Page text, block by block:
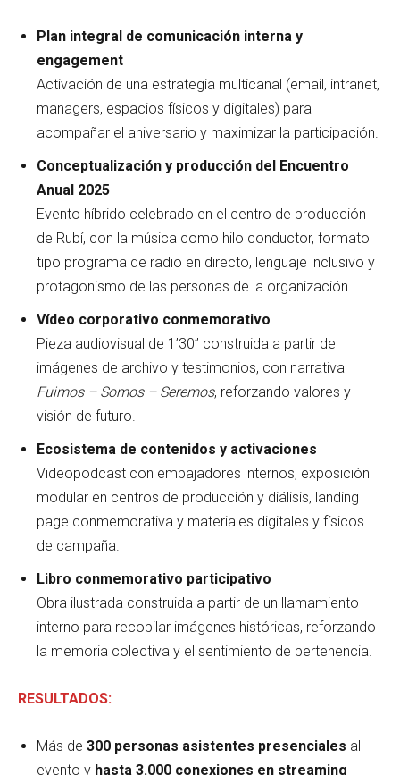
Plan integral de comunicación interna y
engagement
Activación de una estrategia multicanal (email, intranet,
managers, espacios físicos y digitales) para
acompañar el aniversario y maximizar la participación.
Conceptualización y producción del Encuentro
Anual 2025
Evento híbrido celebrado en el centro de producción
de Rubí, con la música como hilo conductor, formato
tipo programa de radio en directo, lenguaje inclusivo y
protagonismo de las personas de la organización.
Vídeo corporativo conmemorativo
Pieza audiovisual de 1’30’’ construida a partir de
imágenes de archivo y testimonios, con narrativa
Fuimos – Somos – Seremos, reforzando valores y
visión de futuro.
Ecosistema de contenidos y activaciones
Videopodcast con embajadores internos, exposición
modular en centros de producción y diálisis, landing
page conmemorativa y materiales digitales y físicos
de campaña.
Libro conmemorativo participativo
Obra ilustrada construida a partir de un llamamiento
interno para recopilar imágenes históricas, reforzando
la memoria colectiva y el sentimiento de pertenencia.
RESULTADOS:
Más de 300 personas asistentes presenciales al
evento y hasta 3.000 conexiones en streaming